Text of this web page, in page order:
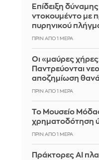
Επίδειξη
ντοκουμέντο με
πυρηνικού
ΠΡΙΝ ΑΠΌ 1 ΜΈΡΑ
Οι «μαύρες
Παντρεύονται
αποζημίωση
ΠΡΙΝ ΑΠΌ 1 ΜΈΡΑ
Το Μουσείο
χρηματοδότηση
ΠΡΙΝ ΑΠΌ 1 ΜΈΡΑ
Πράκτορες AI